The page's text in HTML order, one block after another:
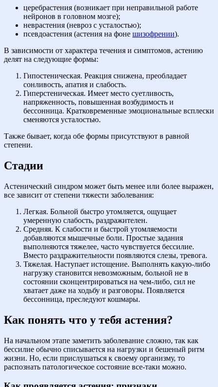
церебрастения (возникает при неправильной работе
нейронов в головном мозге);
неврастения (невроз с усталостью);
псевдоастения (астения на фоне шизофрении).
В зависимости от характера течения и симптомов, астению
делят на следующие формы:
Гипостеническая. Реакция снижена, преобладает
сонливость, апатия и слабость.
Гиперстеническая. Имеет место суетливость,
напряженность, повышенная возбудимость и
бессонница. Кратковременные эмоциональные всплески
сменяются усталостью.
Также бывает, когда обе формы присутствуют в равной
степени.
Стадии
Астенический синдром может быть менее или более выражен,
все зависит от степени тяжести заболевания:
Легкая. Больной быстро утомляется, ощущает
умеренную слабость, раздражителен.
Средняя. К слабости и быстрой утомляемости
добавляются мышечные боли. Простые задания
выполняются тяжелее, часто чувствуется бессилие.
Вместо раздражительности появляются слезы, тревога.
Тяжелая. Наступает истощение. Выполнять какую-либо
нагрузку становится невозможным, больной не в
состоянии сконцентрироваться на чем-либо, сил не
хватает даже на ходьбу и разговоры. Появляется
бессонница, преследуют кошмары.
Как понять что у тебя астения?
На начальном этапе заметить заболевание сложно, так как
бессилие обычно списывается на нагрузки и бешеный ритм
жизни. Но, если прислушаться к своему организму, то
распознать патологическое состояние все-таки можно.